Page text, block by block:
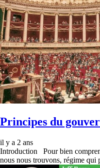
Principes du
il y a 2 ans
Introduction Pour bien
nous nous trouvons, régime